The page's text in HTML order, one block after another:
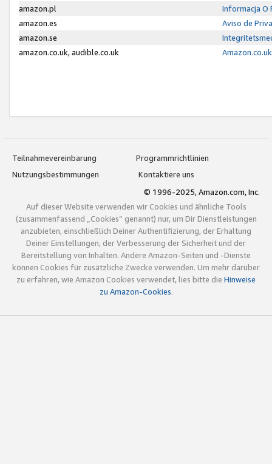
amazon.pl
Informacja O
amazon.es
Aviso de
amazon.se
amazon.co.uk, audible.co.uk
Teilnahmevereinbarung
Programmrichtlinien
Nutzungsbestimmungen
Kontaktiere uns
© 1996-2025, Amazon.com, Inc.
Auf dieser Website verwenden wir Cookies und ähnliche Tools
(zusammenfassend „Cookies“ genannt) nur, um Dir Dienstleistungen
anzubieten, einschließlich Deiner Authentifizierung, der Erhaltung
Deiner Einstellungen, der Verbesserung der Sicherheit und der
Bereitstellung von Inhalten. Andere Amazon-Seiten und -Dienste
können Cookies für zusätzliche Zwecke verwenden. Um mehr darüber
zu erfahren, wie Amazon Cookies verwendet, lies bitte die Hinweise
zu Amazon-Cookies.